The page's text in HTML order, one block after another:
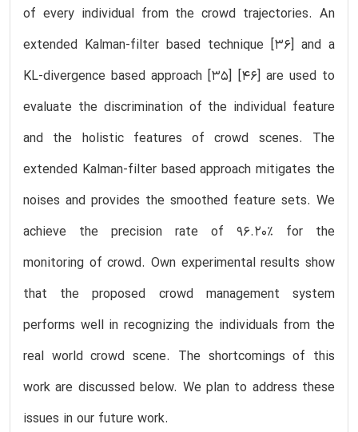
of every individual from the crowd trajectories. An
extended Kalman-filter based technique [36] and a
KL-divergence based approach [35] [46] are used to
evaluate the discrimination of the individual feature
and the holistic features of crowd scenes. The
extended Kalman-filter based approach mitigates the
noises and provides the smoothed feature sets. We
achieve the precision rate of 96.20% for the
monitoring of crowd. Own experimental results show
that the proposed crowd management system
performs well in recognizing the individuals from the
real world crowd scene. The shortcomings of this
work are discussed below. We plan to address these
issues in our future work.